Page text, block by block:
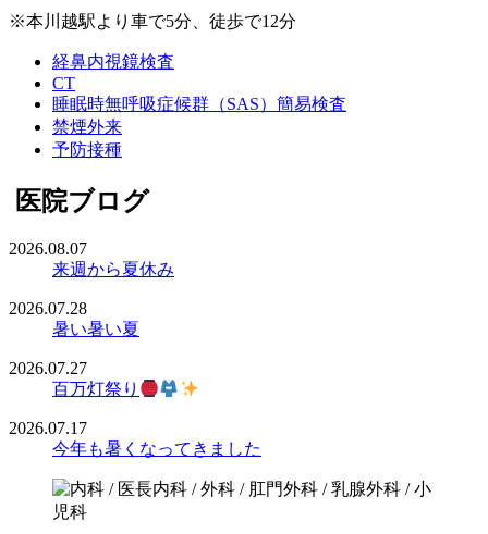
※本川越駅より車で5分、徒歩で12分
経鼻内視鏡検査
CT
睡眠時無呼吸症候群（SAS）簡易検査
禁煙外来
予防接種
医院ブログ
2026.08.07
来週から夏休み
2026.07.28
暑い暑い夏
2026.07.27
百万灯祭り
2026.07.17
今年も暑くなってきました